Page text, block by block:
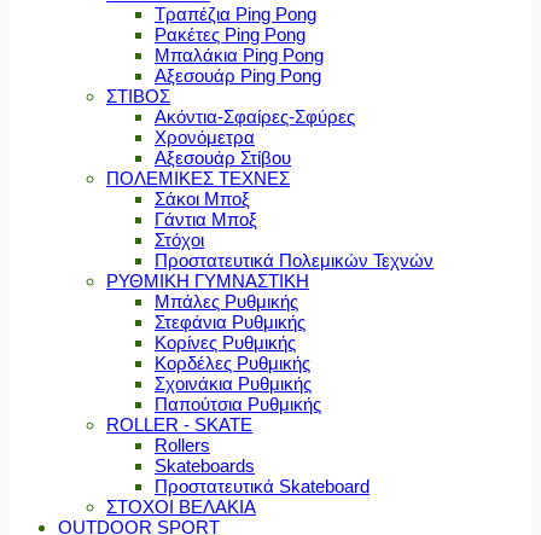
Τραπέζια Ping Pong
Ρακέτες Ping Pong
Μπαλάκια Ping Pong
Αξεσουάρ Ping Pong
ΣΤΙΒΟΣ
Ακόντια-Σφαίρες-Σφύρες
Χρονόμετρα
Αξεσουάρ Στίβου
ΠΟΛΕΜΙΚΕΣ ΤΕΧΝΕΣ
Σάκοι Μποξ
Γάντια Μποξ
Στόχοι
Προστατευτικά Πολεμικών Τεχνών
ΡΥΘΜΙΚΗ ΓΥΜΝΑΣΤΙΚΗ
Μπάλες Ρυθμικής
Στεφάνια Ρυθμικής
Κορίνες Ρυθμικής
Κορδέλες Ρυθμικής
Σχοινάκια Ρυθμικής
Παπούτσια Ρυθμικής
ROLLER - SKATE
Rollers
Skateboards
Προστατευτικά Skateboard
ΣΤΟΧΟΙ ΒΕΛΑΚΙΑ
OUTDOOR SPORT